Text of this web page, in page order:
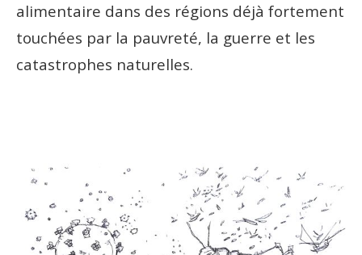
alimentaire dans des régions déjà fortement
touchées par la pauvreté, la guerre et les
catastrophes naturelles.